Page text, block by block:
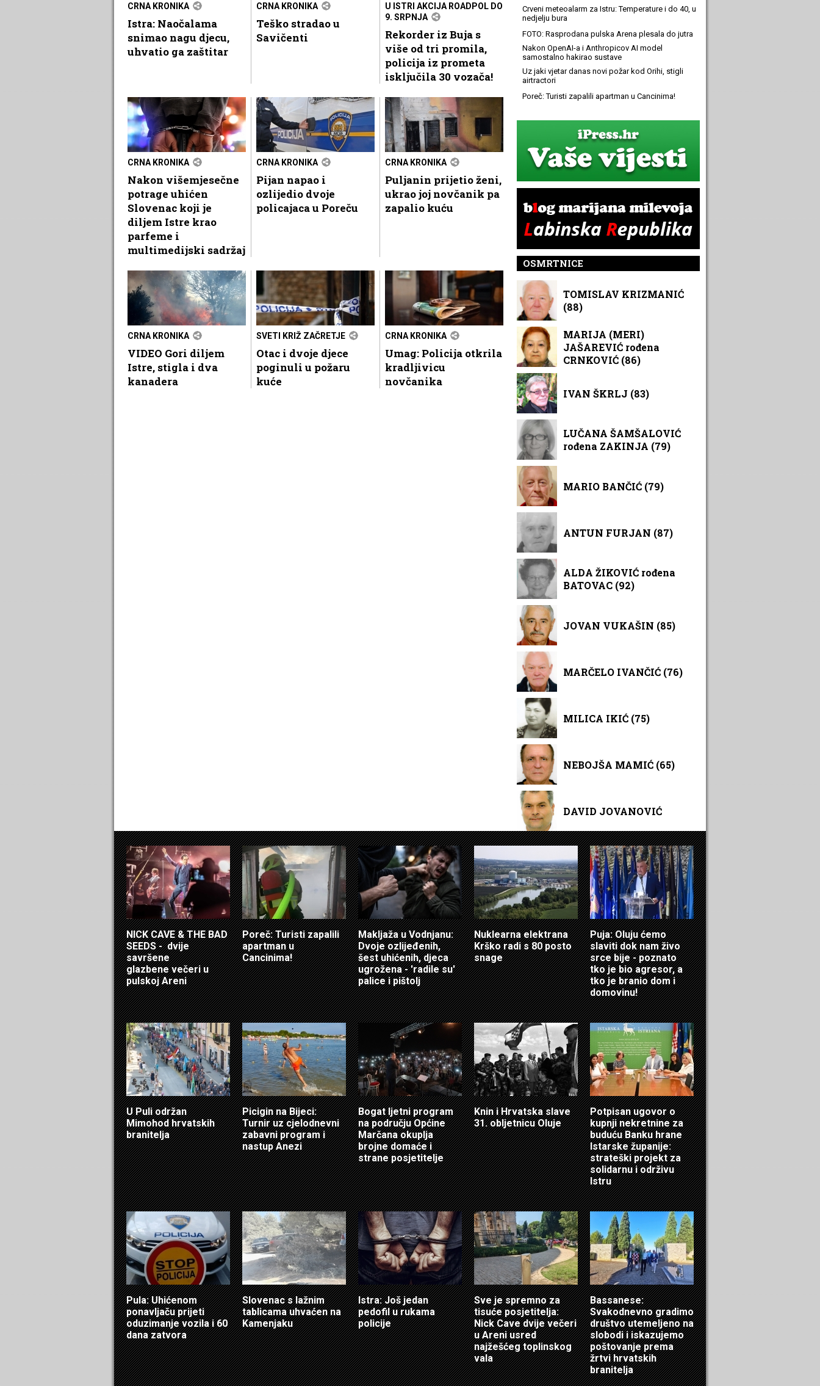
CRNA KRONIKA
Istra: Naočalama
snimao nagu djecu,
uhvatio ga zaštitar
CRNA KRONIKA
Teško stradao u
Savičenti
U ISTRI AKCIJA ROADPOL DO
9. SRPNJA
Rekorder iz Buja s
više od tri promila,
policija iz prometa
isključila 30 vozača!
CRNA KRONIKA
Nakon višemjesečne
potrage uhićen
Slovenac koji je
diljem Istre krao
parfeme i
multimedijski sadržaj
CRNA KRONIKA
Pijan napao i
ozlijedio dvoje
policajaca u Poreču
CRNA KRONIKA
Puljanin prijetio ženi,
ukrao joj novčanik pa
zapalio kuću
CRNA KRONIKA
VIDEO Gori diljem
Istre, stigla i dva
kanadera
SVETI KRIŽ ZAČRETJE
Otac i dvoje djece
poginuli u požaru
kuće
CRNA KRONIKA
Umag: Policija otkrila
kradljivicu
novčanika
Crveni meteoalarm za Istru: Temperature i do 40, u
nedjelju bura
FOTO: Rasprodana pulska Arena plesala do jutra
Nakon OpenAI-a i Anthropicov AI model
samostalno hakirao sustave
Uz jaki vjetar danas novi požar kod Orihi, stigli
airtractori
Poreč: Turisti zapalili apartman u Cancinima!
OSMRTNICE
TOMISLAV KRIZMANIĆ
(88)
MARIJA (MERI)
JAŠAREVIĆ rođena
CRNKOVIĆ (86)
IVAN ŠKRLJ (83)
LUČANA ŠAMŠALOVIĆ
rođena ZAKINJA (79)
MARIO BANČIĆ (79)
ANTUN FURJAN (87)
ALDA ŽIKOVIĆ rođena
BATOVAC (92)
JOVAN VUKAŠIN (85)
MARČELO IVANČIĆ (76)
MILICA IKIĆ (75)
NEBOJŠA MAMIĆ (65)
DAVID JOVANOVIĆ
NICK CAVE & THE BAD
SEEDS - dvije
savršene
glazbene večeri u
pulskoj Areni
Poreč: Turisti zapalili
apartman u
Cancinima!
Makljaža u Vodnjanu:
Dvoje ozlijeđenih,
šest uhićenih, djeca
ugrožena - 'radile su'
palice i pištolj
Nuklearna elektrana
Krško radi s 80 posto
snage
Puja: Oluju ćemo
slaviti dok nam živo
srce bije - poznato
tko je bio agresor, a
tko je branio dom i
domovinu!
U Puli održan
Mimohod hrvatskih
branitelja
Picigin na Bijeci:
Turnir uz cjelodnevni
zabavni program i
nastup Anezi
Bogat ljetni program
na području Općine
Marčana okuplja
brojne domaće i
strane posjetitelje
Knin i Hrvatska slave
31. obljetnicu Oluje
Potpisan ugovor o
kupnji nekretnine za
buduću Banku hrane
Istarske županije:
strateški projekt za
solidarnu i održivu
Istru
Pula: Uhićenom
ponavljaču prijeti
oduzimanje vozila i 60
dana zatvora
Slovenac s lažnim
tablicama uhvaćen na
Kamenjaku
Istra: Još jedan
pedofil u rukama
policije
Sve je spremno za
tisuće posjetitelja:
Nick Cave dvije večeri
u Areni usred
najžešćeg toplinskog
vala
Bassanese:
Svakodnevno gradimo
društvo utemeljeno na
slobodi i iskazujemo
poštovanje prema
žrtvi hrvatskih
branitelja